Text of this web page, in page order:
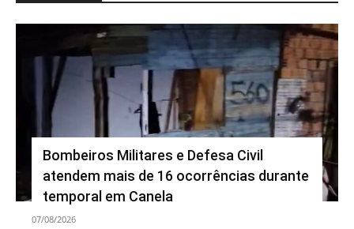
Bombeiros Militares e Defesa Civil
atendem mais de 16 ocorrências durante
temporal em Canela
07/08/2026